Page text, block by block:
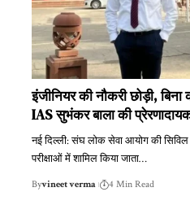
इंजीनियर की नौकरी छोड़ी,
IAS सुभंकर बाला की
नई दिल्ली: संघ लोक सेवा आयोग की
परीक्षाओं में शामिल किया जाता…
Byvineet verma 4 Min Read